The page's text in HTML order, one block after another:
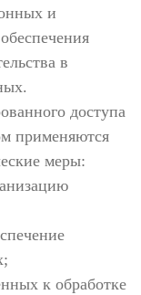
и
в
доступа
применяются
меры:
к обработке